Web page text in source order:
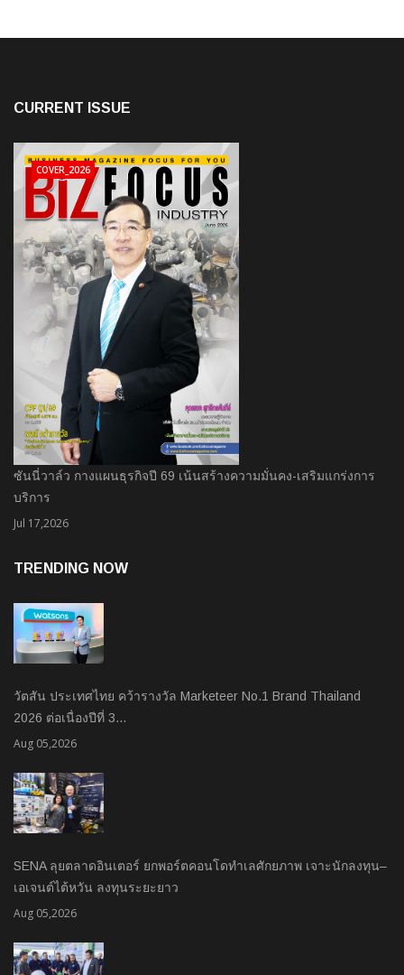
CURRENT ISSUE
ซันนี่วาล์ว กางแผนธุรกิจปี 69 เน้นสร้างความมั่นคง-เสริมแกร่งการ
บริการ
Jul 17,2026
COVER_2026
TRENDING NOW
วัตสัน ประเทศไทย คว้ารางวัล Marketeer No.1 Brand Thailand
2026 ต่อเนื่องปีที่ 3…
Aug 05,2026
SENA ลุยตลาดอินเตอร์ ยกพอร์ตคอนโดทำเลศักยภาพ เจาะนักลงทุน–
เอเจนต์ไต้หวัน ลงทุนระยะยาว
Aug 05,2026